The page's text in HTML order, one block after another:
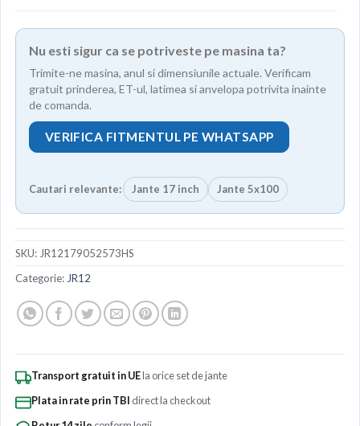
Nu esti sigur ca se potriveste pe masina ta?
Trimite-ne masina, anul si dimensiunile actuale. Verificam
gratuit prinderea, ET-ul, latimea si anvelopa potrivita inainte
de comanda.
VERIFICA FITMENTUL PE WHATSAPP
Cautari relevante: Jante 17 inch Jante 5x100
SKU: JR12179052573HS
Categorie: JR12
Transport gratuit in UEla orice set de jante
Plata in rate prin TBI direct la checkout